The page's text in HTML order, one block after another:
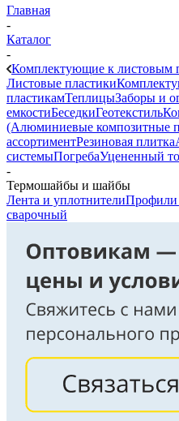
Главная
-
Каталог
-
Комплектующие к листовым
Листовые пластики
пластикамТеплицыЗаборы и
емкостиБеседкиГеотекстиль
(Алюминиевые композитные
ассортиментРезиновая плитка
системыПогребаУцененный
-
Термошайбы и шайбы
Лента и уплотнителиПрофили
сварочный